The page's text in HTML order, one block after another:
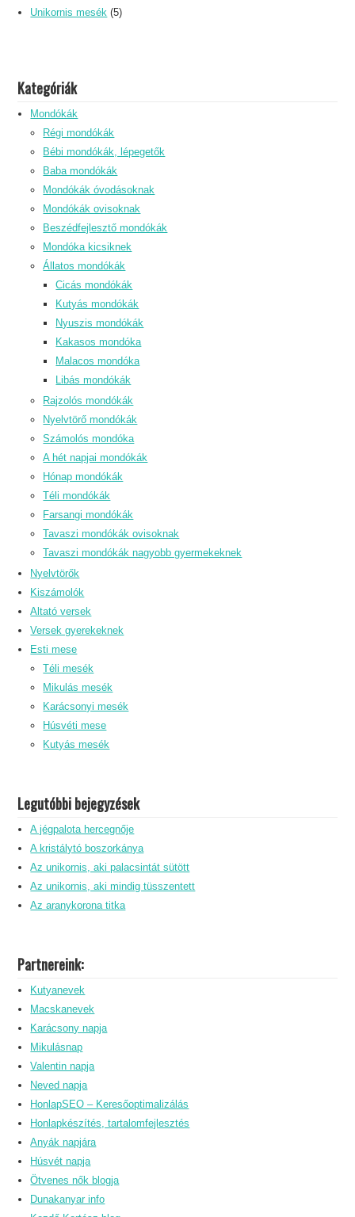
Unikornis mesék (5)
Kategóriák
Mondókák
Régi mondókák
Bébi mondókák, lépegetők
Baba mondókák
Mondókák óvodásoknak
Mondókák ovisoknak
Beszédfejlesztő mondókák
Mondóka kicsiknek
Állatos mondókák
Cicás mondókák
Kutyás mondókák
Nyuszis mondókák
Kakasos mondóka
Malacos mondóka
Libás mondókák
Rajzolós mondókák
Nyelvtörő mondókák
Számolós mondóka
A hét napjai mondókák
Hónap mondókák
Téli mondókák
Farsangi mondókák
Tavaszi mondókák ovisoknak
Tavaszi mondókák nagyobb gyermekeknek
Nyelvtörők
Kiszámolók
Altató versek
Versek gyerekeknek
Esti mese
Téli mesék
Mikulás mesék
Karácsonyi mesék
Húsvéti mese
Kutyás mesék
Legutóbbi bejegyzések
A jégpalota hercegnője
A kristálytó boszorkánya
Az unikornis, aki palacsintát sütött
Az unikornis, aki mindig tüsszentett
Az aranykorona titka
Partnereink:
Kutyanevek
Macskanevek
Karácsony napja
Mikulásnap
Valentin napja
Neved napja
HonlapSEO – Keresőoptimalizálás
Honlapkészítés, tartalomfejlesztés
Anyák napjára
Húsvét napja
Ötvenes nők blogja
Dunakanyar info